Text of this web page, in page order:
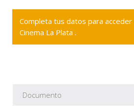
Completa tus datos para acceder
Cinema La Plata .